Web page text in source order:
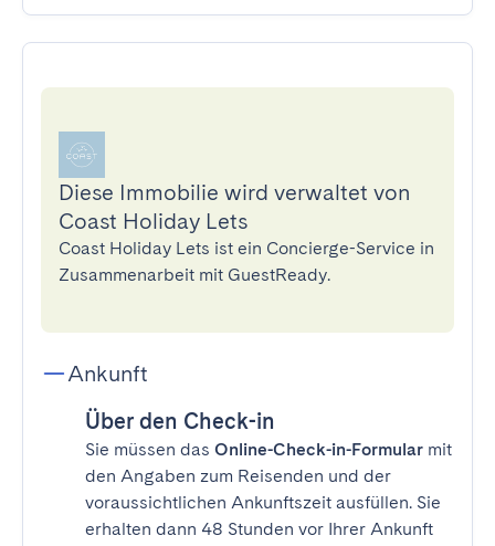
Diese Immobilie wird verwaltet von
Coast Holiday Lets
Coast Holiday Lets ist ein Concierge-Service in
Zusammenarbeit mit GuestReady.
Ankunft
Über den Check-in
Sie müssen das Online-Check-in-Formular mit
den Angaben zum Reisenden und der
voraussichtlichen Ankunftszeit ausfüllen. Sie
erhalten dann 48 Stunden vor Ihrer Ankunft